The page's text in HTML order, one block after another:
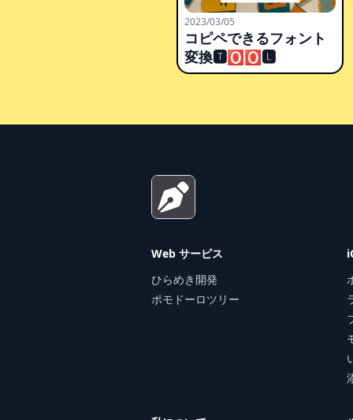
2023/03/05
コピペできるフォント
変換🆃🅾🅾🅻
Web サービス
ひらめき開発
ポモドーロツリー